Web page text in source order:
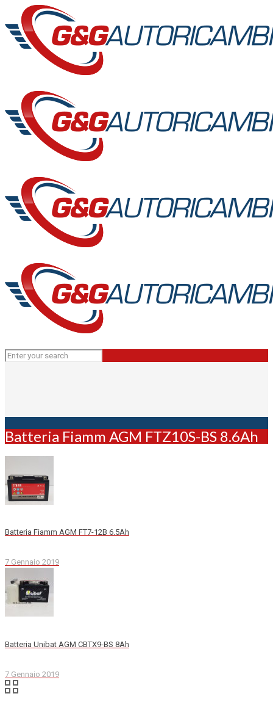
Batteria Fiamm AGM FTZ10S-BS 8.6Ah
Batteria Fiamm AGM FT7-12B 6.5Ah
7 Gennaio 2019
Batteria Unibat AGM CBTX9-BS 8Ah
7 Gennaio 2019